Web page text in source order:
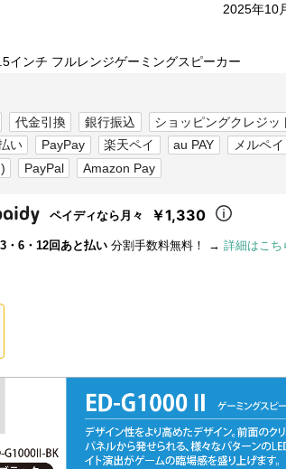
2025年10
インチ フルレンジゲーミングスピーカー
代金引換 銀行振込
ショッピングクレジッ
い PayPay 楽天ペイ au PAY
メルペイ
PayPal Amazon Pay
ペイディなら月々 ￥1,330
3・6・12回あと払い 分割手数料無料！ → 詳細はこち